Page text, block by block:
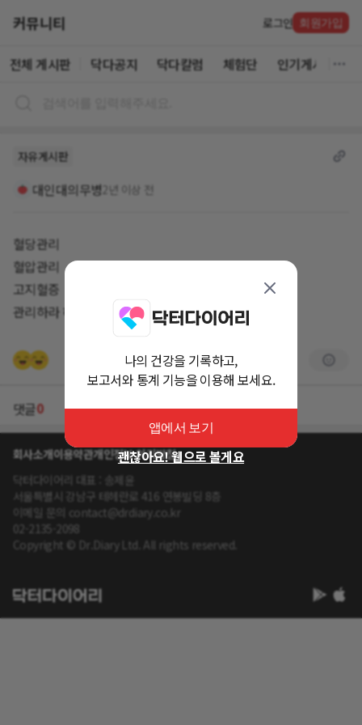
커뮤니티 로그인 회원가입
전체 게시판 닥다공지 닥다칼럼 체험단 인기게시글
자유게시판
대인대의무병2년 이상 전
혈당관리
혈압관리
고지혈증
관리하라 하는데 꿀팁 부탁드립니다.
댓글0
회사소개이용약관개인정보 처리방침
닥터다이어리 대표 : 송제윤
서울특별시 강남구 테헤란로 416 연봉빌딩 8층
이메일 문의 contact@drdiary.co.kr
02-2135-2098
Copyright © Dr.Diary Ltd. All rights reserved.
나의 건강을 기록하고,
보고서와 통계 기능을 이용해 보세요.
앱에서 보기
괜찮아요! 웹으로 볼게요